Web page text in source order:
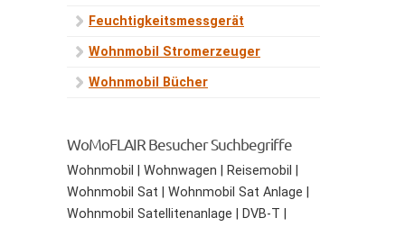
Feuchtigkeitsmessgerät
Wohnmobil Stromerzeuger
Wohnmobil Bücher
WoMoFLAIR Besucher Suchbegriffe
Wohnmobil | Wohnwagen | Reisemobil |
Wohnmobil Sat | Wohnmobil Sat Anlage |
Wohnmobil Satellitenanlage | DVB-T |